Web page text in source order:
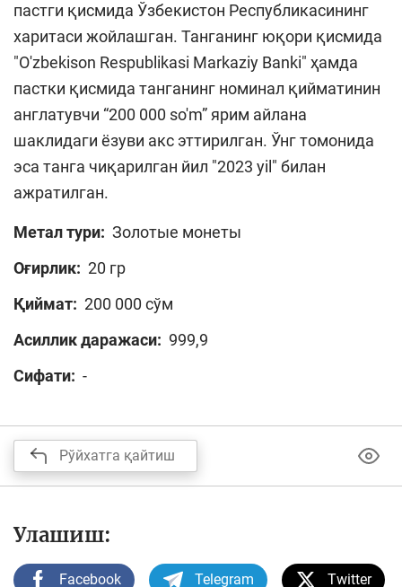
пастги қисмида Ўзбекистон Республикасининг
харитаси жойлашган. Танганинг юқори қисмида
"O'zbekison Respublikasi Markaziy Banki" ҳамда
пастки қисмида танганинг номинал қийматинин
англатувчи “200 000 so'm” ярим айлана
шаклидаги ёзуви акс эттирилган. Ўнг томонида
эса танга чиқарилган йил "2023 yil" билан
ажратилган.
Метал тури: Золотые монеты
Оғирлик: 20 гр
Қиймат: 200 000 сўм
Асиллик даражаси: 999,9
Сифати: -
Рўйхатга қайтиш
Улашиш:
Facebook Telegram Twitter